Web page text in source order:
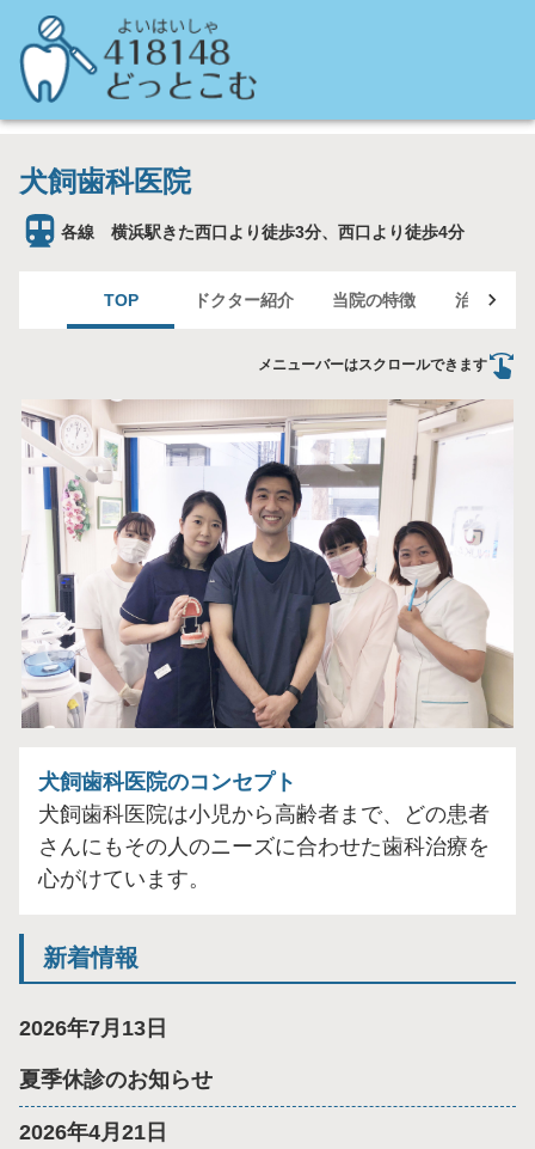
犬飼歯科医院
各線 横浜駅きた西口より徒歩3分、西口より徒歩4分
TOP ドクター紹介 当院の特徴 治療案内
メニューバーはスクロールできます
犬飼歯科医院のコンセプト
犬飼歯科医院は小児から高齢者まで、どの患者
さんにもその人のニーズに合わせた歯科治療を
心がけています。
新着情報
2026年7月13日
夏季休診のお知らせ
2026年4月21日